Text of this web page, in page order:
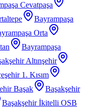
Cevatpaşa
Bayrampaşa
Orta
Bayrampaşa
Altınşehir
1. Kısım
Başak
Başakşehir
Başakşehir İkitelli OSB